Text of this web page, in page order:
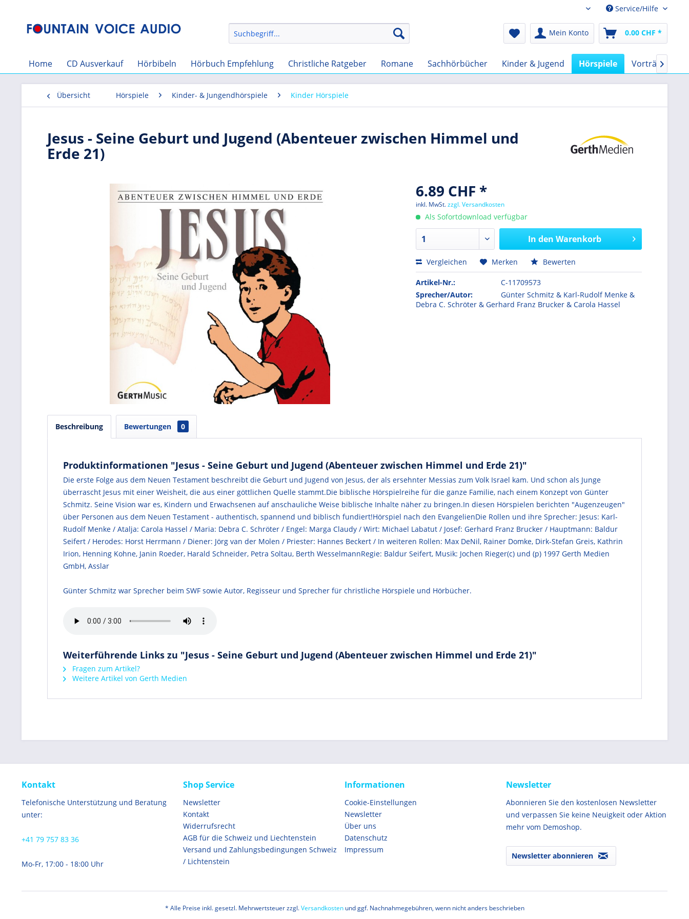
Audio-Book CHFService/Hilfe
Mein Konto 0.00 CHF *
Home CD Ausverkauf Hörbibeln Hörbuch Empfehlung Christliche Ratgeber Romane Sachhörbücher Kinder & Jugend Hörspiele Vorträge

Übersicht Hörspiele Kinder- & Jungendhörspiele Kinder Hörspiele
Jesus - Seine Geburt und Jugend (Abenteuer zwischen Himmel und
Erde 21)
6.89 CHF *
inkl. MwSt.zzgl. Versandkosten
Als Sofortdownload verfügbar
In den Warenkorb
Vergleichen Merken Bewerten
Artikel-Nr.:
C-11709573
Sprecher/Autor:
Günter Schmitz & Karl-Rudolf Menke &
Debra C. Schröter & Gerhard Franz Brucker & Carola Hassel
Beschreibung Bewertungen 0
Produktinformationen "Jesus - Seine Geburt und Jugend (Abenteuer zwischen Himmel und Erde 21)"
Die erste Folge aus dem Neuen Testament beschreibt die Geburt und Jugend von Jesus, der als ersehnter Messias zum Volk Israel kam. Und schon als Junge
überrascht Jesus mit einer Weisheit, die aus einer göttlichen Quelle stammt.Die biblische Hörspielreihe für die ganze Familie, nach einem Konzept von Günter
Schmitz. Seine Vision war es, Kindern und Erwachsenen auf anschauliche Weise biblische Inhalte näher zu bringen.In diesen Hörspielen berichten "Augenzeugen"
über Personen aus dem Neuen Testament - authentisch, spannend und biblisch fundiert!Hörspiel nach den EvangelienDie Rollen und ihre Sprecher: Jesus: Karl-
Rudolf Menke / Atalja: Carola Hassel / Maria: Debra C. Schröter / Engel: Marga Claudy / Wirt: Michael Labatut / Josef: Gerhard Franz Brucker / Hauptmann: Baldur
Seifert / Herodes: Horst Herrmann / Diener: Jörg van der Molen / Priester: Hannes Beckert / In weiteren Rollen: Max DeNil, Rainer Domke, Dirk-Stefan Greis, Kathrin
Irion, Henning Kohne, Janin Roeder, Harald Schneider, Petra Soltau, Berth WesselmannRegie: Baldur Seifert, Musik: Jochen Rieger(c) und (p) 1997 Gerth Medien
GmbH, Asslar
Günter Schmitz war Sprecher beim SWF sowie Autor, Regisseur und Sprecher für christliche Hörspiele und Hörbücher.
Weiterführende Links zu "Jesus - Seine Geburt und Jugend (Abenteuer zwischen Himmel und Erde 21)"
Fragen zum Artikel?
Weitere Artikel von Gerth Medien
Kontakt
Telefonische Unterstützung und Beratung
unter:
+41 79 757 83 36
Mo-Fr, 17:00 - 18:00 Uhr
Shop Service
Newsletter
Kontakt
Widerrufsrecht
AGB für die Schweiz und Liechtenstein
Versand und Zahlungsbedingungen Schweiz
/ Lichtenstein
Informationen
Cookie-Einstellungen
Newsletter
Über uns
Datenschutz
Impressum
Newsletter
Abonnieren Sie den kostenlosen Newsletter
und verpassen Sie keine Neuigkeit oder Aktion
mehr vom Demoshop.
Newsletter abonnieren
* Alle Preise inkl. gesetzl. Mehrwertsteuer zzgl.Versandkostenund ggf. Nachnahmegebühren, wenn nicht anders beschrieben